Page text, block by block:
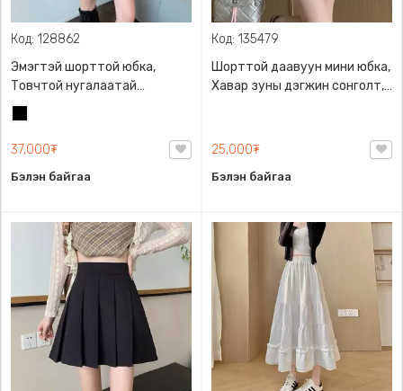
Код: 128862
Эмэгтэй шорттой юбка,
Товчтой нугалаатай
загварлаг өндөр суудалтай
37,000₮
Бэлэн байгаа
Код: 135479
Шорттой даавуун мини юбка,
Хавар зуны дэгжин сонголт,
25,000₮
Бэлэн байгаа